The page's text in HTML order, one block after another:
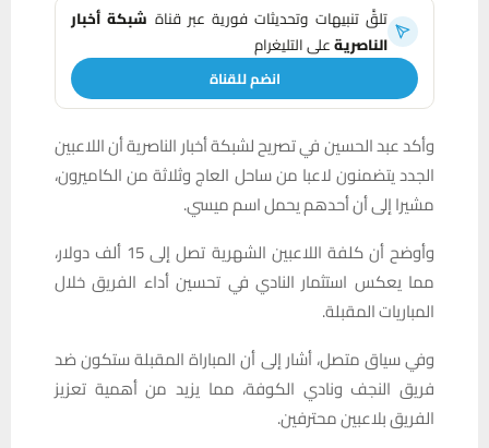
تلقَّ تنبيهات وتحديثات فورية عبر قناة شبكة أخبار
الناصريةعلى التليغرام
انضم للقناة
وأكد عبد الحسين في تصريح لشبكة أخبار الناصرية أن اللاعبين
الجدد يتضمنون لاعبا من ساحل العاج وثلاثة من الكاميرون،
مشيرا إلى أن أحدهم يحمل اسم ميسي.
وأوضح أن كلفة اللاعبين الشهرية تصل إلى 15 ألف دولار،
مما يعكس استثمار النادي في تحسين أداء الفريق خلال
المباريات المقبلة.
وفي سياق متصل، أشار إلى أن المباراة المقبلة ستكون ضد
فريق النجف ونادي الكوفة، مما يزيد من أهمية تعزيز
الفريق بلاعبين محترفين.